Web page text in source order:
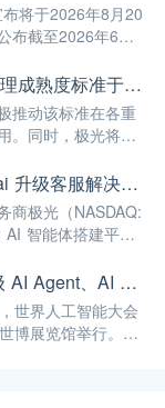
将于2026年8月20
布截至2026年6月
国内首个AI智能体管理成熟度标准于WAIC发布，极光参编
推动该标准在各重
。同时，极光将继
赋能更多企业实
工智能产业规模
动能！
极光旗下 GPTBots.ai 升级客服解决方案：Audio Agent 打通企业通信线路，LINE 客服插件 2.0 同步上线
商极光（NASDAQ:
智能体搭建平台
协议与 Twilio 对接
插件 2.0 完成界面
AI 客户互动、企业级 AI Agent、AI 内容生成集中亮相！极光旗下EngageLab WAIC 2026 现场回顾
世界人工智能大会
博展览馆举行。极